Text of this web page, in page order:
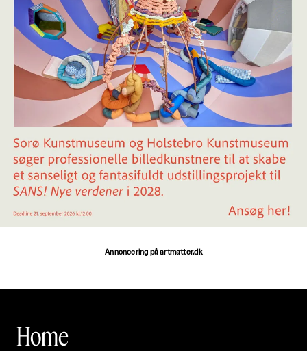
Annoncering på artmatter.dk
Home